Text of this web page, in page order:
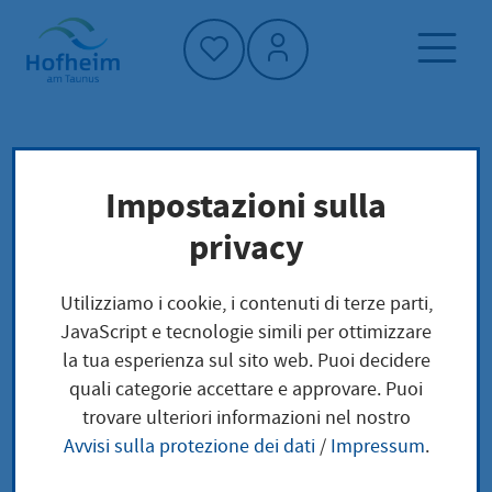
Home"
Pagina iniziale
Trova servizi
Preoccupazioni locali
Elektronische Lohnsteuerabzugsmerkmale
Elektronische
Lohnsteuerabzugsmer
Impostazioni sulla
privacy
Utilizziamo i cookie, i contenuti di terze parti,
JavaScript e tecnologie simili per ottimizzare
la tua esperienza sul sito web. Puoi decidere
quali categorie accettare e approvare. Puoi
trovare ulteriori informazioni nel nostro
Avvisi sulla protezione dei dati/ Impressum.